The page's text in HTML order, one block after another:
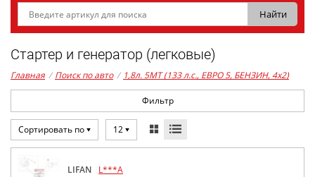
Стартер и генератор (легковые)
Главная / Поиск по авто / 1,8л. 5MT (133 л.с., ЕВРО 5, БЕНЗИН, 4x2)
Фильтр
Сортировать по 12
LIFAN
L***A